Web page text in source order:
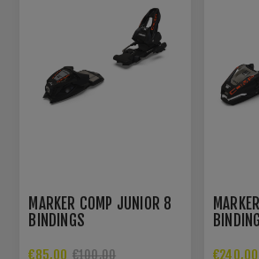
MARKER COMP JUNIOR 8
BINDINGS
€85,00 €100,00 €240,00